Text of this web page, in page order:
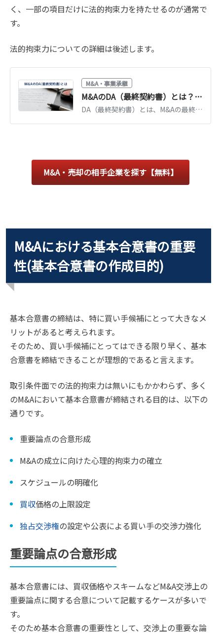
く、一部の項目だけに法的拘束力を持たせるのが通常で
す。
法的拘束力についての詳細は後述します。
M&A・事業承継
M&AのDA（最終契約書）とは？基本合意書との違い・記載内容を図解で解説
DA（最終契約書）とは、M&Aの最終条件を法的拘束力をもって定める契約書です。基本合意書との違い、表明保証などの主要条項、締結までの流れを図解で解説します。
M&A・売却の相手企業を探す【無料】
M&Aにおける基本合意書の重要
性(基本合意書の作成目的)
基本合意書の締結は、特に買い手候補にとって大きなメ
リットがあると考えられます。
そのため、買い手候補にとってはできる限り早く、基本
合意書を締結できることが理想的であると言えます。
取引条件面での法的拘束力は無いにもかかわらず、多く
のM&Aにおいて基本合意書が締結される目的は、以下の
通りです。
重要論点の合意形成
M&Aの成立に向けた心理的拘束力の確立
スケジュールの明確化
買収価格の上限設定
独占交渉権の設定や公表による買い手の交渉力強化
重要論点の合意形成
基本合意書には、買収価格やスキームなどM&A交渉上の
重要論点に関する合意について記載するケースが多いで
す。
そのため基本合意書の重要性として、交渉上の重要な論